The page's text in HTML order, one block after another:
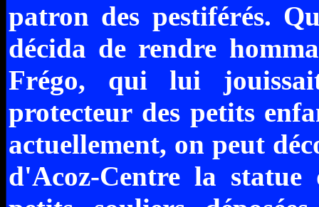
patron des pestiférés.
décida de rendre
Frégo, qui lui
protecteur des petits
actuellement, on peut
d'Acoz-Centre la